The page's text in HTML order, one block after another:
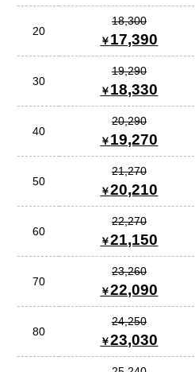
20
18,300
17,390
30
19,290
18,330
40
20,290
19,270
50
21,270
20,210
60
22,270
21,150
70
23,260
22,090
80
24,250
23,030